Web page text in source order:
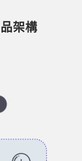
架構
可追溯、可擴
知識管理
，讓 HR、
建立專屬的對